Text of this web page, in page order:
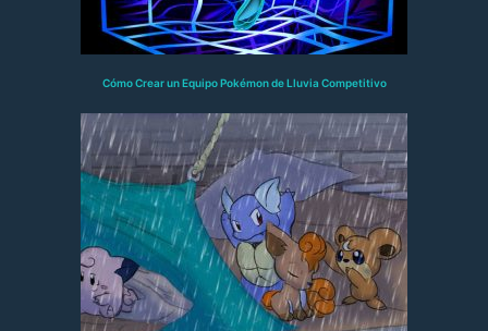
Cómo Crear un Equipo Pokémon de Lluvia Competitivo